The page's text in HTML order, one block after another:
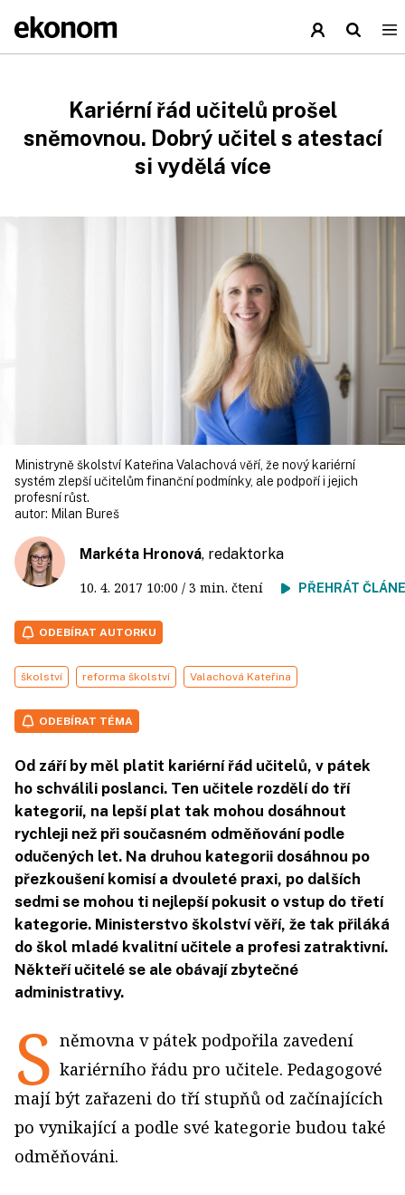
Kariérní řád učitelů prošel
sněmovnou. Dobrý učitel s atestací
si vydělá více
Ministryně školství Kateřina Valachová věří, že nový kariérní
systém zlepší učitelům finanční podmínky, ale podpoří i jejich
profesní růst.
autor: Milan Bureš
Markéta Hronová, redaktorka
10. 4. 2017 10:00 / 3 min. čtení PŘEHRÁT
ODEBÍRAT AUTORKU
školství reforma školství Valachová Kateřina
ODEBÍRAT TÉMA
Od září by měl platit kariérní řád učitelů, v pátek
ho schválili poslanci. Ten učitele rozdělí do tří
kategorií, na lepší plat tak mohou dosáhnout
rychleji než při současném odměňování podle
odučených let. Na druhou kategorii dosáhnou po
přezkoušení komisí a dvouleté praxi, po dalších
sedmi se mohou ti nejlepší pokusit o vstup do třetí
kategorie. Ministerstvo školství věří, že tak přiláká
do škol mladé kvalitní učitele a profesi zatraktivní.
Někteří učitelé se ale obávají zbytečné
administrativy.
S němovna v pátek podpořila zavedení
kariérního řádu pro učitele. Pedagogové
mají být zařazeni do tří stupňů od začínajících
po vynikající a podle své kategorie budou také
odměňováni.